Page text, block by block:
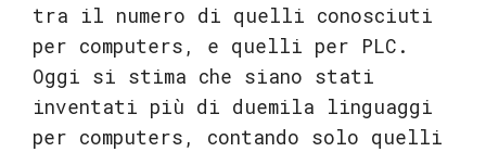
tra il numero di quelli conosciuti
per computers, e quelli per PLC.
Oggi si stima che siano stati
inventati più di duemila linguaggi
per computers, contando solo quelli